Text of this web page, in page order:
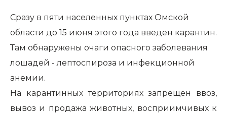
Сразу в пяти населенных пунктах Омской
области до 15 июня этого года введен карантин.
Там обнаружены очаги опасного заболевания
лошадей - лептоспироза и инфекционной
анемии.
На карантинных территориях запрещен ввоз,
вывоз и продажа животных, восприимчивых к